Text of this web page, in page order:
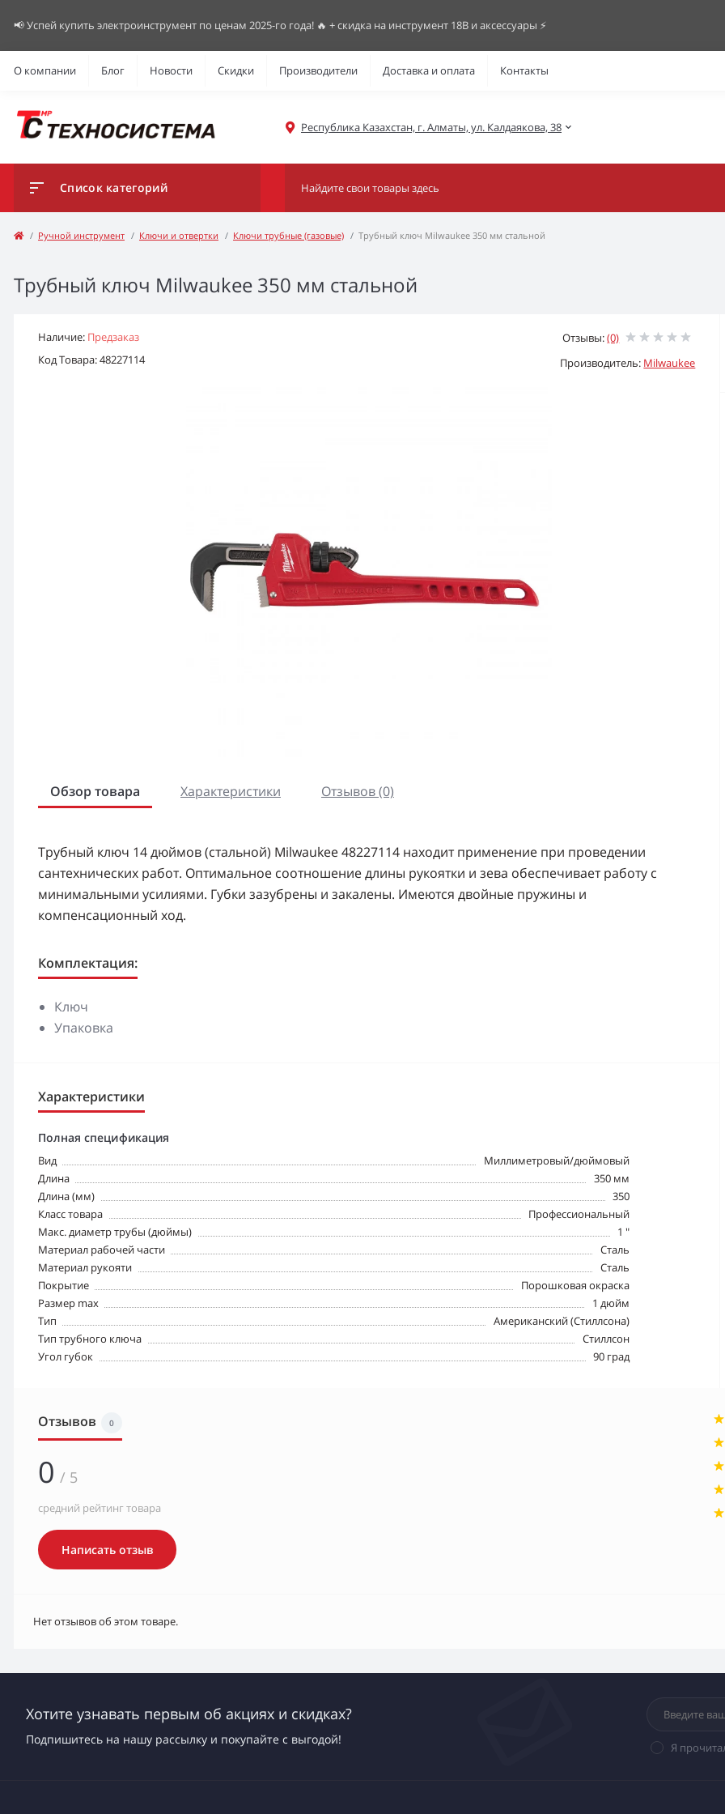
📢 Успей купить электроинструмент по ценам 2025-го года! 🔥 + скидка на инструмент 18В и аксессуары ⚡️
О компании Блог Новости Скидки Производители Доставка и оплата Контакты
Республика Казахстан, г. Алматы, ул. Калдаякова, 38
Список категорий
Ручной инструмент Ключи и отвертки Ключи трубные (газовые) Трубный ключ Milwaukee 350 мм стальной
Трубный ключ Milwaukee 350 мм стальной
Наличие: Предзаказ
Код Товара: 48227114
Отзывы:(0)
Производитель: Milwaukee
Обзор товара Характеристики Отзывов (0)
Трубный ключ 14 дюймов (стальной) Milwaukee 48227114 находит применение при проведении
сантехнических работ. Оптимальное соотношение длины рукоятки и зева обеспечивает работу с
минимальными усилиями. Губки зазубрены и закалены. Имеются двойные пружины и
компенсационный ход.
Комплектация:
Ключ
Упаковка
Характеристики
Полная спецификация
Вид
Миллиметровый/дюймовый
Длина
350 мм
Длина (мм)
350
Класс товара
Профессиональный
Макс. диаметр трубы (дюймы)
1 "
Материал рабочей части
Сталь
Материал рукояти
Сталь
Покрытие
Порошковая окраска
Размер max
1 дюйм
Тип
Американский (Стиллсона)
Тип трубного ключа
Стиллсон
Угол губок
90 град
Отзывов 0
0 / 5
средний рейтинг товара
Написать отзыв
Нет отзывов об этом товаре.
Хотите узнавать первым об акциях и скидках?
Подпишитесь на нашу рассылку и покупайте с выгодой!
Я